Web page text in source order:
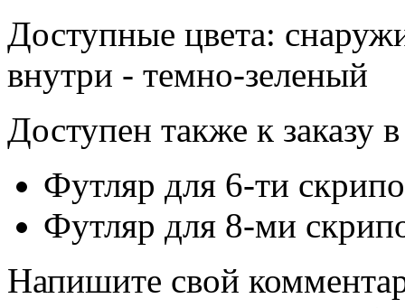
Доступные цвета:
внутри - темно-зеленый
Доступен также к заказу
Футляр для 6-ти
Футляр для 8-ми
Напишите свой